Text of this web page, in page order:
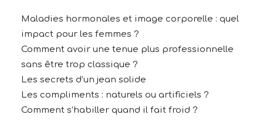
Maladies hormonales et image corporelle : quel
impact pour les femmes ?
Comment avoir une tenue plus professionnelle
sans être trop classique ?
Les secrets d’un jean solide
Les compliments : naturels ou artificiels ?
Comment s’habiller quand il fait froid ?